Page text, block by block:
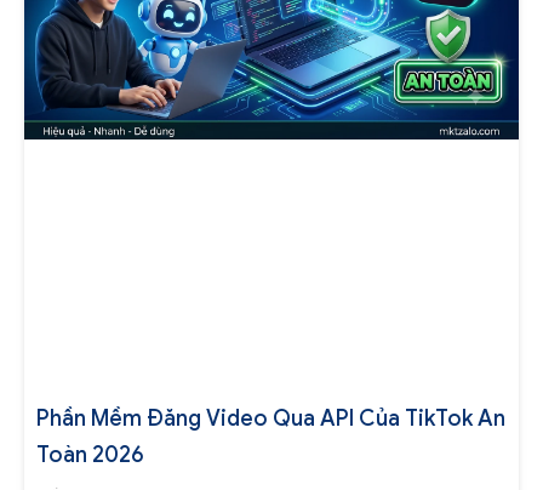
Phần Mềm Đăng Video Qua API Của TikTok An
Toàn 2026